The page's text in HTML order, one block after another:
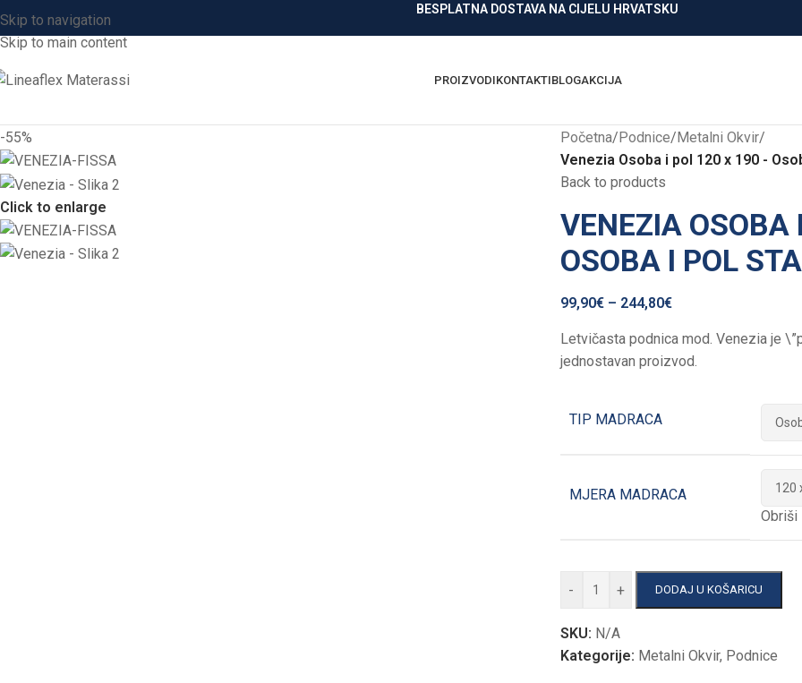
Skip to navigation
Skip to main content
BESPLATNA DOSTAVA NA CIJELU HRVATSKU
PROIZVODIKONTAKTIBLOGAKCIJA
-55%
Click to enlarge
Početna/Podnice/Metalni Okvir/
Venezia Osoba i pol 120 x 190 -
Back to products
VENEZIA
OSOBA I POL
99,90€ – 244,80€
Letvičasta podnica mod. Venezia je
jednostavan proizvod.
TIP MADRACA
MJERA MADRACA
Obriši
- + DODAJ U KOŠARICU
SKU: N/A
Kategorije: Metalni Okvir, Podnice